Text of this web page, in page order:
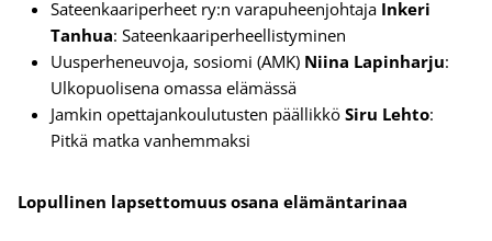
Sateenkaariperheet ry:n varapuheenjohtaja Inkeri
Tanhua: Sateenkaariperheellistyminen
Uusperheneuvoja, sosiomi (AMK) Niina Lapinharju:
Ulkopuolisena omassa elämässä
Jamkin opettajankoulutusten päällikkö Siru Lehto:
Pitkä matka vanhemmaksi
Lopullinen lapsettomuus osana elämäntarinaa